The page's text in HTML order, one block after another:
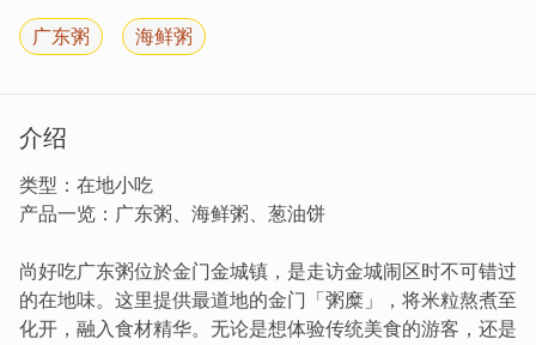
广东粥 海鲜粥
介绍
类型：在地小吃
产品一览：广东粥、海鲜粥、葱油饼
尚好吃广东粥位於金门金城镇，是走访金城闹区时不可错过
的在地味。这里提供最道地的金门「粥糜」，将米粒熬煮至
化开，融入食材精华。无论是想体验传统美食的游客，还是